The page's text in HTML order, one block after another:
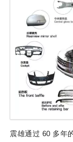
震雄通过 60 多年